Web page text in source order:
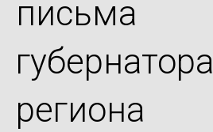
письма
губернатора
региона